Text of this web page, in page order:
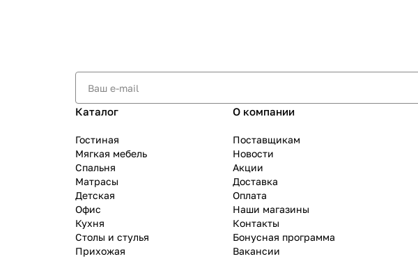
Каталог
Гостиная
Мягкая мебель
Спальня
Матрасы
Детская
Офис
Кухня
Столы и стулья
Прихожая
О компании
Поставщикам
Новости
Акции
Доставка
Оплата
Наши магазины
Контакты
Бонусная программа
Вакансии